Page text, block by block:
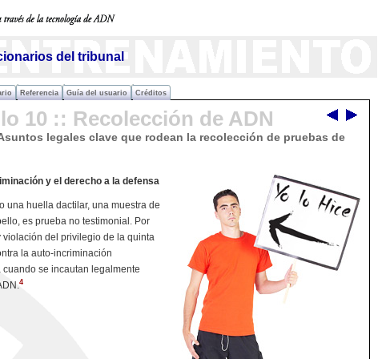
del tribunal
Referencia Guía del usuario Créditos
10 :: Recolección de ADN
legales clave que rodean la recolección de pruebas de
y el derecho a la defensa
una huella dactilar, una muestra de
es prueba no testimonial. Por
violación del privilegio de la quinta
la auto-incriminación
se incautan legalmente
4